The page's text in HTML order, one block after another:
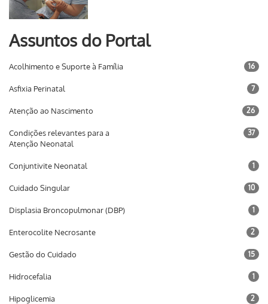
Assuntos do Portal
Acolhimento e Suporte à Família 16
Asfixia Perinatal 7
Atenção ao Nascimento 26
Condições relevantes para a
Atenção Neonatal
37
Conjuntivite Neonatal 1
Cuidado Singular 10
Displasia Broncopulmonar (DBP) 1
Enterocolite Necrosante 2
Gestão do Cuidado 15
Hidrocefalia 1
Hipoglicemia 2